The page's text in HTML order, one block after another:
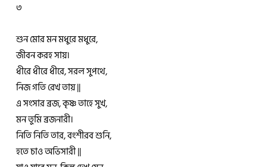
৩
শুন মোর মন মধুরে মধুরে,
জীবন করহ সায়।
ধীরে ধীরে ধীরে, সরল সুপথে,
নিজ গতি রেখ তায় ||
এ সংসার ব্রজ, কৃষ্ণ তাহে সুখ,
মন তুমি ব্রজনারী।
নিতি নিতি তার, বংশীরব শুনি,
হতে চাও অভিসারী ||